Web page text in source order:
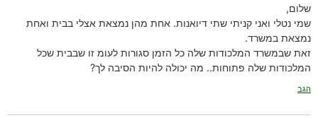
שלום,
שמי נטלי ואני קניתי שתי דיואנות. אחת מהן נמצאת אצלי בבית ואחת
נמצאת במשרד.
זאת שבמשרד המלכודות שלה כל הזמן סגורות לעומ זו שבבית שכל
המלכודות שלה פתוחות.. מה יכולה להיות הסיבה לך?
הגב